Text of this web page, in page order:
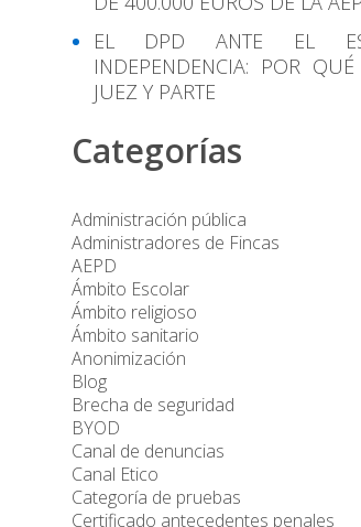
EL DPD ANTE EL
INDEPENDENCIA: POR
JUEZ Y PARTE
Categorías
Administración pública
Administradores de Fincas
AEPD
Ámbito Escolar
Ámbito religioso
Ámbito sanitario
Anonimización
Blog
Brecha de seguridad
BYOD
Canal de denuncias
Canal Etico
Categoría de pruebas
Certificado antecedentes penales